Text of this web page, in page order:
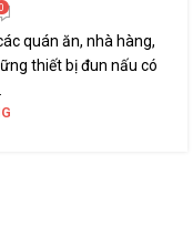
0
quán ăn, nhà hàng,
thiết bị đun nấu có